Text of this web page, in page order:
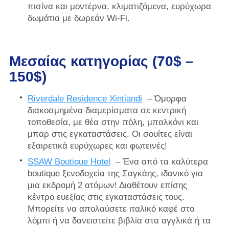
πισίνα και μοντέρνα, κλιματιζόμενα, ευρύχωρα
δωμάτια με δωρεάν Wi-Fi.
Μεσαίας κατηγορίας (70$ –
150$)
Riverdale Residence Xintiandi – Όμορφα
διακοσμημένα διαμερίσματα σε κεντρική
τοποθεσία, με θέα στην πόλη, μπαλκόνι και
μπαρ στις εγκαταστάσεις. Οι σουίτες είναι
εξαιρετικά ευρύχωρες και φωτεινές!
SSAW Boutique Hotel – Ένα από τα καλύτερα
boutique ξενοδοχεία της Σαγκάης, ιδανικό για
μια εκδρομή 2 ατόμων! Διαθέτουν επίσης
κέντρο ευεξίας στις εγκαταστάσεις τους.
Μπορείτε να απολαύσετε ιταλικό καφέ στο
λόμπι ή να δανειστείτε βιβλία στα αγγλικά ή τα